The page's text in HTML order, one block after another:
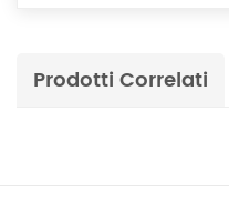
Prodotti Correlati